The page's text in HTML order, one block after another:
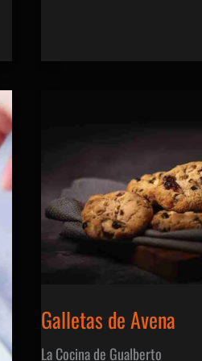
Galletas de Avena
La Cocina de Gualberto